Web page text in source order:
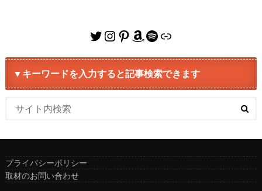
Twitter
Instagram
Pinterest
Amazon
Spotify
リンク
▼キーワードを入力すると記事検索できます
プライバシーポリシー
取材のお問い合わせ